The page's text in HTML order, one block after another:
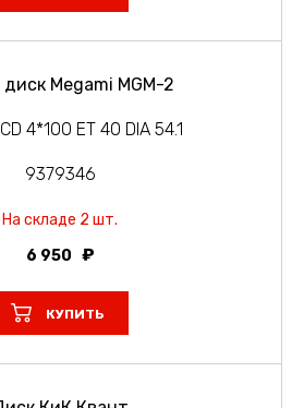
Megami MGM-2
4*100 ET 40 DIA 54.1
9379346
На складе 2 шт.
6 950
КУПИТЬ